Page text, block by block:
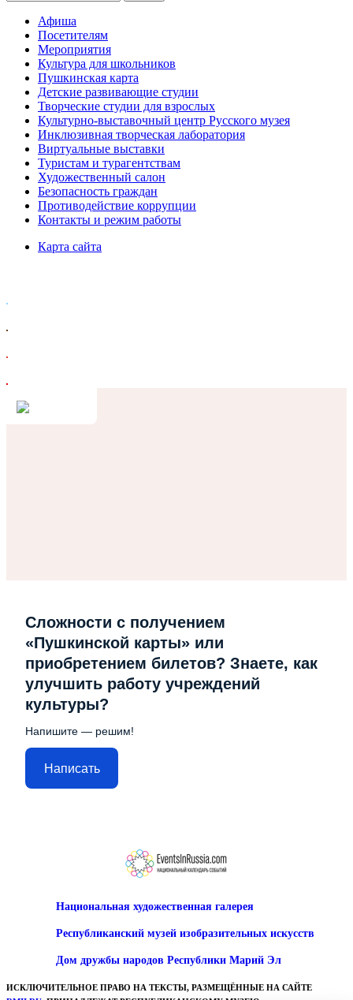
Форма поиска
Афиша
Посетителям
Мероприятия
Культура для школьников
Пушкинская карта
Детские развивающие студии
Творческие студии для взрослых
Культурно-выставочный центр Русского музея
Инклюзивная творческая лаборатория
Виртуальные выставки
Туристам и турагентствам
Художественный салон
Безопасность граждан
Противодействие коррупции
Контакты и режим работы
Карта сайта
Сложности с получением
«Пушкинской карты» или
приобретением билетов? Знаете, как
улучшить работу учреждений
культуры?
Напишите — решим!
Написать
Национальная художественная галерея
Республиканский музей изобразительных искусств
Дом дружбы народов Республики Марий Эл
ИСКЛЮЧИТЕЛЬНОЕ ПРАВО НА ТЕКСТЫ, РАЗМЕЩЁННЫЕ НА САЙТЕ